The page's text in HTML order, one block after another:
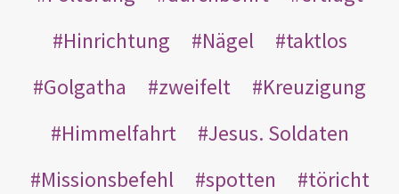
Hinrichtung
Nägel
taktlos
Golgatha
zweifelt
Kreuzigung
Himmelfahrt
Jesus. Soldaten
Missionsbefehl
spotten
töricht